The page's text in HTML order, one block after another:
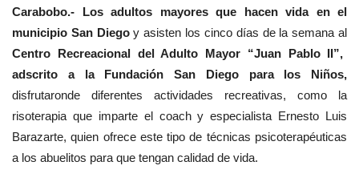
Carabobo.- Los adultos mayores que hacen vida en el
municipio San Diegoy asisten los cinco días de la semana al
Centro Recreacional del Adulto Mayor “Juan Pablo II”,
adscrito a la Fundación San Diego para los Niños,
disfrutaronde diferentes actividades recreativas, como la
risoterapia que imparte el coach y especialista Ernesto Luis
Barazarte,quien ofrece este tipo de técnicas psicoterapéuticas
a los abuelitos para que tengan calidad de vida.